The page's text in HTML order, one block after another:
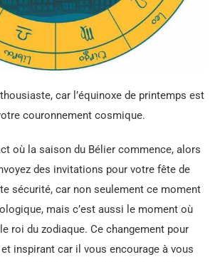
car l’équinoxe de printemps est
couronnement cosmique.
où la saison du Bélier commence, alors
des invitations pour votre fête de
sécurité, car non seulement ce moment
mais c’est aussi le moment où
roi du zodiaque. Ce changement pour
inspirant car il vous encourage à vous